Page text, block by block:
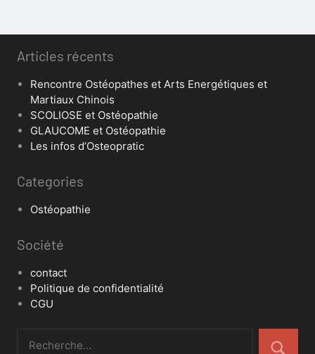
Articles récents
Rencontre Ostéopathes et Arts Energétiques et
Martiaux Chinois
SCOLIOSE et Ostéopathie
GLAUCOME et Ostéopathie
Les infos d’Osteopratic
Categories
Ostéopathie
Société
contact
Politique de confidentialité
CGU